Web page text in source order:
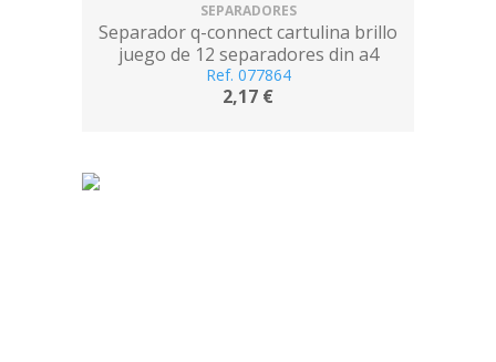
SEPARADORES
Separador q-connect cartulina brillo
juego de 12 separadores din a4
multitaladro
Ref. 077864
2,17 €